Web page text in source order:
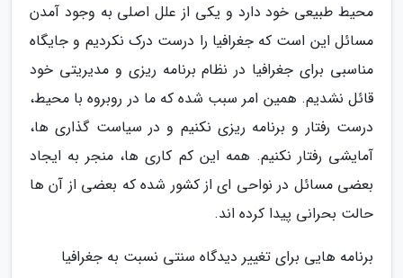
محیط طبیعی خود دارد و یکی از علل اصلی به وجود آمدن
مسائل این است که جغرافیا را درست درک نکردیم و جایگاه
مناسبی برای جغرافیا در نظام برنامه ریزی و مدیریتی خود
قائل نشدیم. همین امر سبب شده که ما در روبروه با محیط،
درست رفتار و برنامه ریزی نکنیم و در سیاست گذاری ها،
آمایشی رفتار نکنیم. همه این کم کاری ها، منجر به ایجاد
بعضی مسائل در نواحی­ ای از کشور شده که بعضی از آن ها
حالت بحرانی پیدا کرده اند.
برنامه هایی برای تغییر دیدگاه سنتی نسبت به جغرافیا